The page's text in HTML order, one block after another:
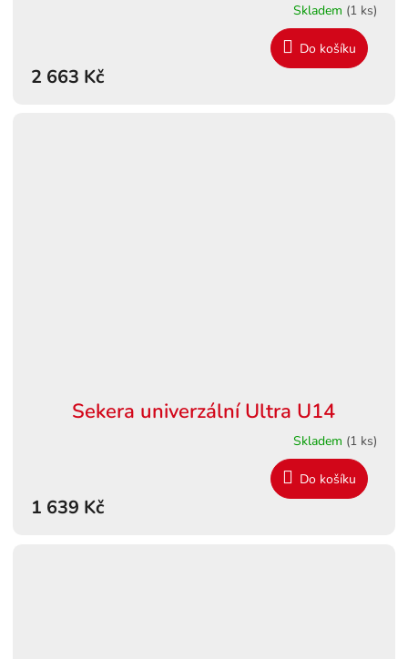
R
M
Skladem (1 ks)
2 663 Kč
Do košíku
Sekera univerzální Ultra U14
Skladem (1 ks)
1 639 Kč
Do košíku